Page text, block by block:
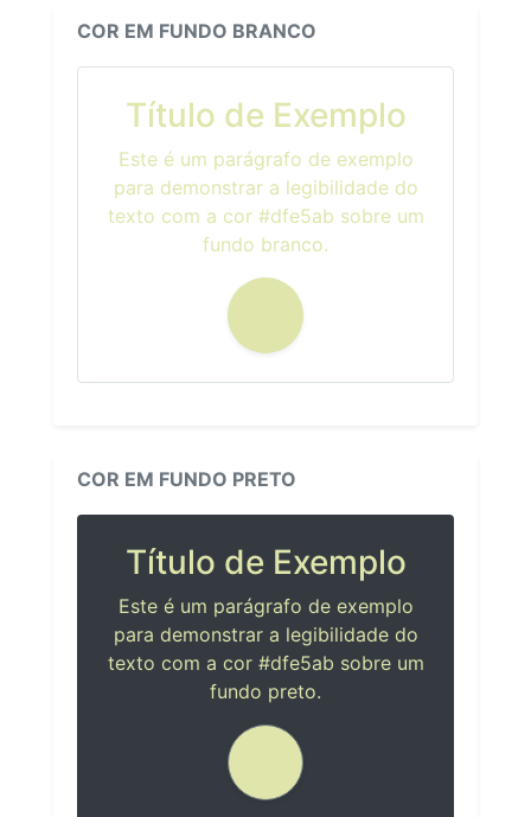
COR EM FUNDO BRANCO
Título de Exemplo
Este é um parágrafo de exemplo
para demonstrar a legibilidade do
texto com a cor #dfe5ab sobre um
fundo branco.
COR EM FUNDO PRETO
Título de Exemplo
Este é um parágrafo de exemplo
para demonstrar a legibilidade do
texto com a cor #dfe5ab sobre um
fundo preto.